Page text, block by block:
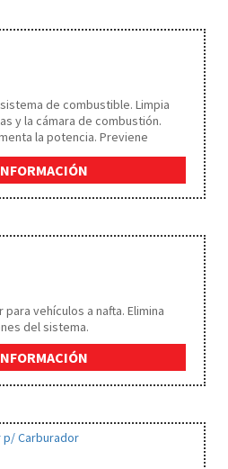
de combustible. Limpia
y la cámara de combustión.
la potencia. Previene
Protege los catalizadores
cada 2000 km.
vehículos a nafta. Elimina
del sistema.